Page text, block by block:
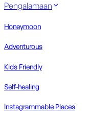
Pengalamaan
Honeymoon
Adventurous
Kids Friendly
Self-healing
Instagrammable Places